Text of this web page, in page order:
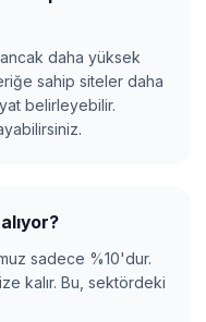
daha yüksek
sahip siteler daha
belirleyebilir.
sadece %10'dur.
kalır. Bu, sektördeki